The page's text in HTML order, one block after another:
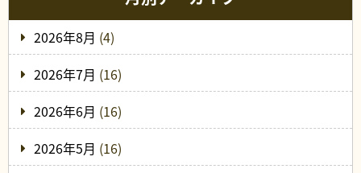
2026年8月 (4)
2026年7月 (16)
2026年6月 (16)
2026年5月 (16)